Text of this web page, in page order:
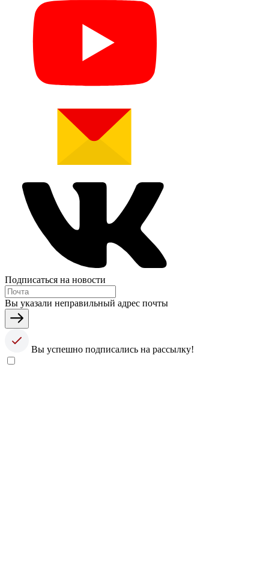
Подписаться на новости
Вы указали неправильный адрес почты
Вы успешно подписались на рассылку!